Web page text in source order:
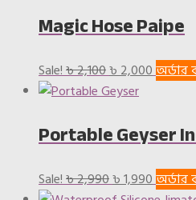
৳ 690. ৳ 390.
Magic Hose Paipe
Sale!৳2,100Original
price
৳ 2,100.
৳2,000Current
৳
Portable Geyser
Sale!৳2,990Original
৳1,990Current